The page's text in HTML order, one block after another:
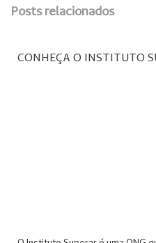
Posts relacionados
CONHEÇA O INSTITUTO